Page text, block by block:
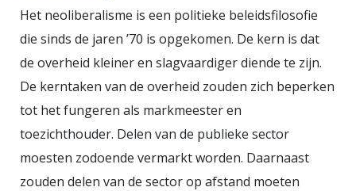
groep werkenden zonder
zekerheid, met lagere inkomens en
zonder onderhandelingsmacht. De
beloofde doorstroom naar vaste
banen blijft uit. Het antwoord op
deze uitkomst is opvallend genoeg:
meer flexibilisering. Alsof de vorige
ronde slechts half af was.
Het neoliberalisme is een politieke beleidsfilosofie
die sinds de jaren ’70 is opgekomen. De kern is dat
de overheid kleiner en slagvaardiger diende te zijn.
De kerntaken van de overheid zouden zich beperken
tot het fungeren als markmeester en
toezichthouder. Delen van de publieke sector
moesten zodoende vermarkt worden. Daarnaast
zouden delen van de sector op afstand moeten